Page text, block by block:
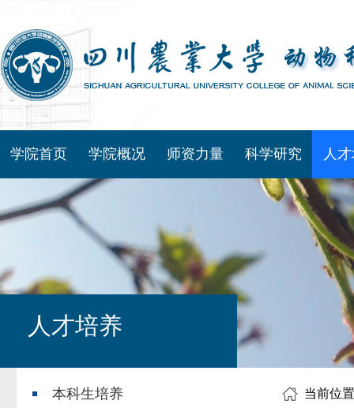
学院首页 学院概况 师资力量 科学研究 人
人才培养
本科生培养 当前位